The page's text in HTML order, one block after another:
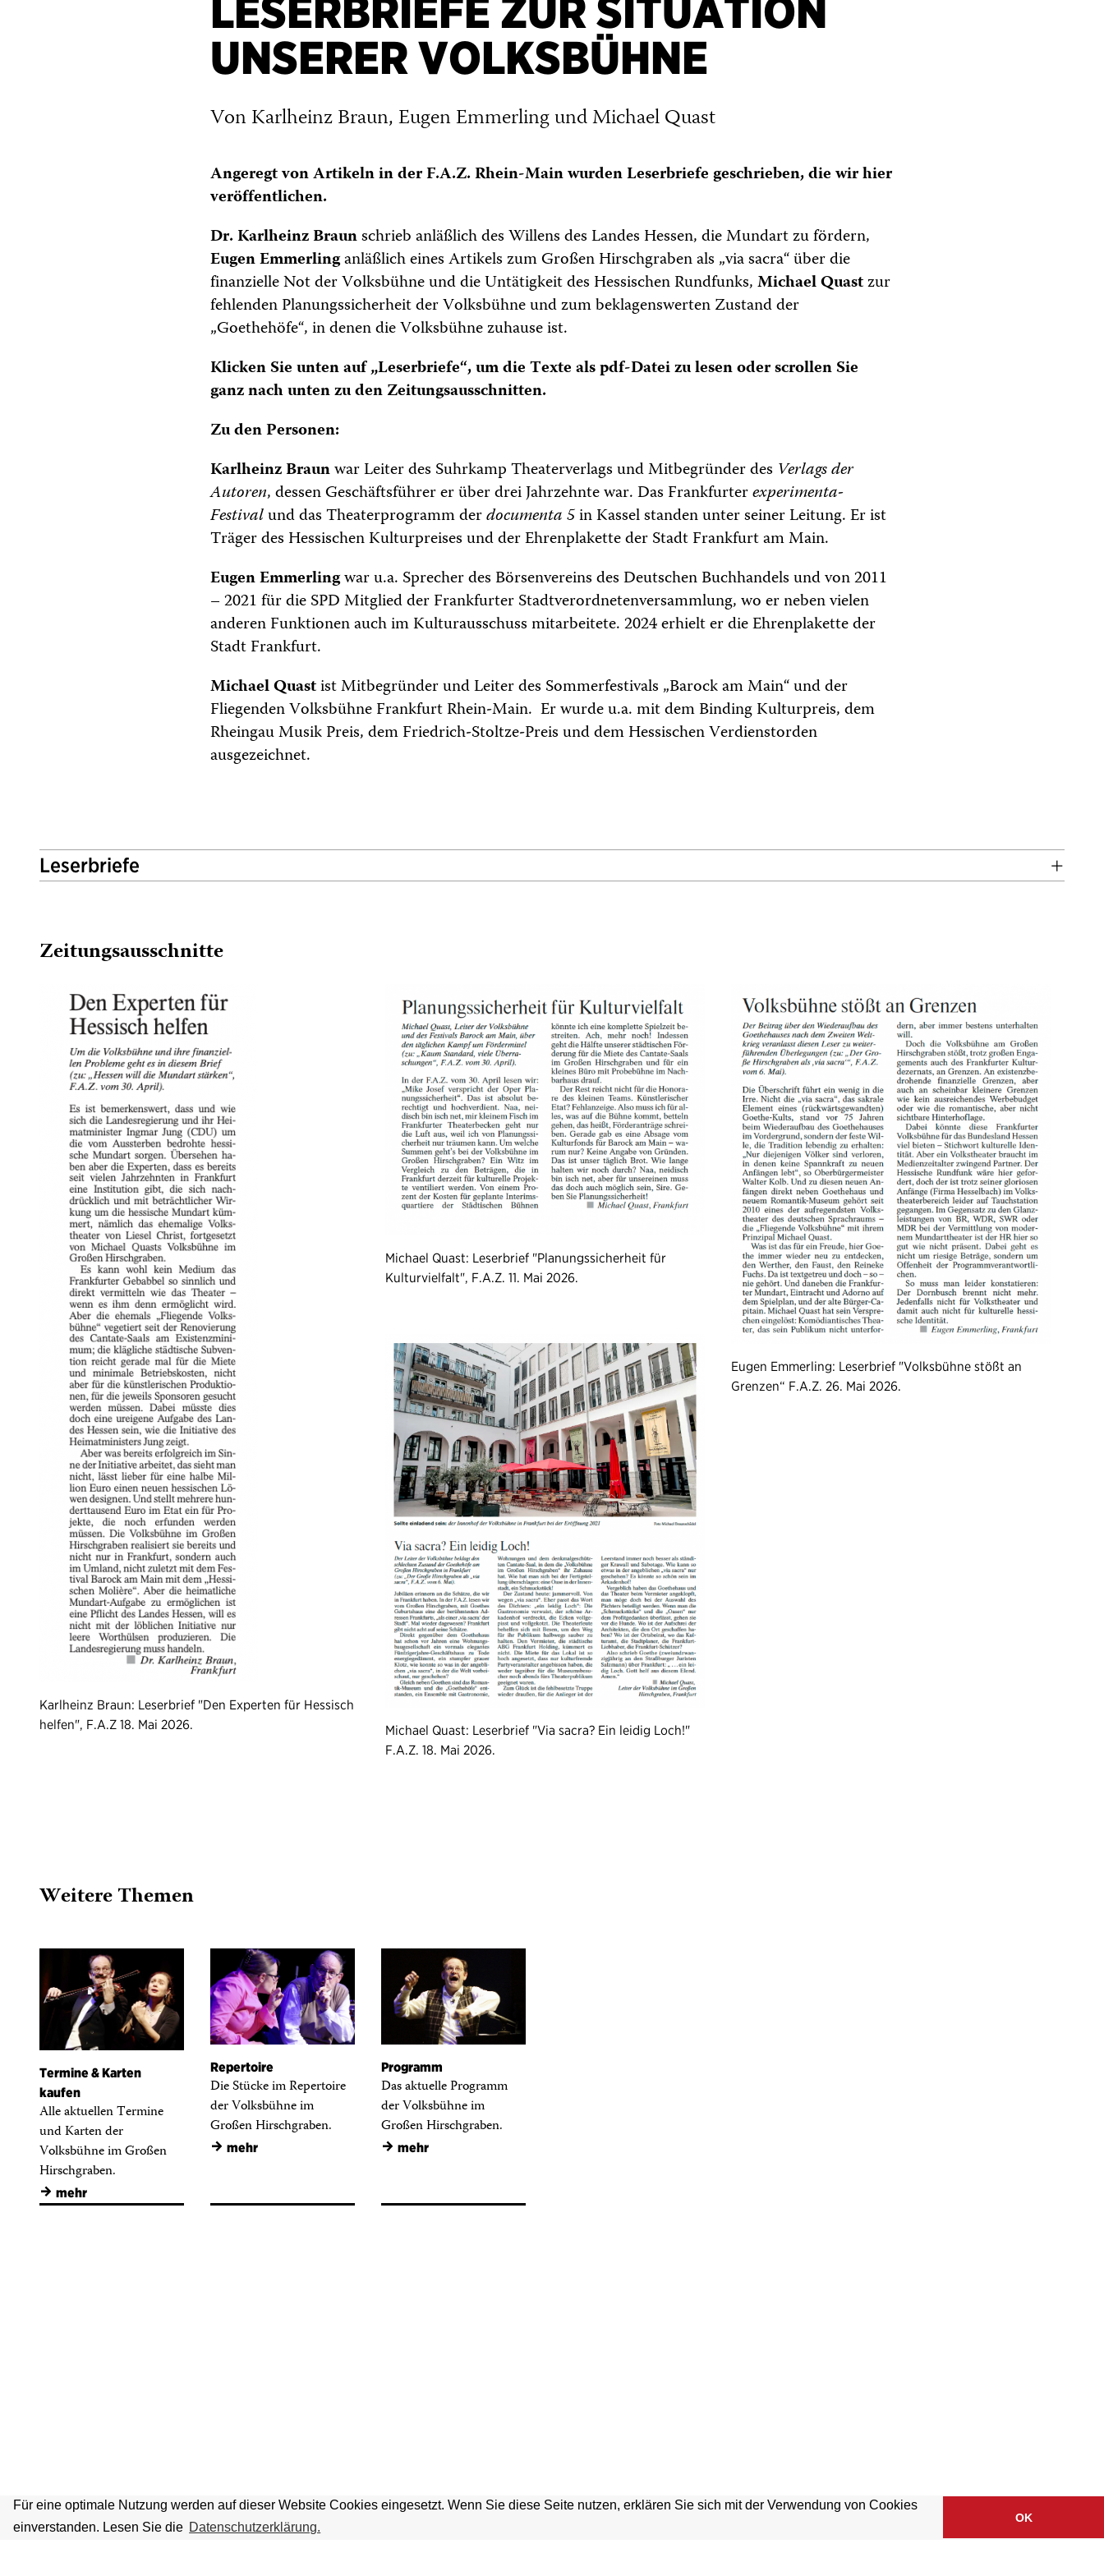
Für eine optimale Nutzung werden auf dieser Website Cookies eingesetzt. Wenn Sie diese Seite nutzen, erklären Sie sich mit der Verwendung von Cookies
einverstanden. Lesen Sie die Datenschutzerklärung.
OK
LESERBRIEFE ZUR SITUATION
UNSERER VOLKSBÜHNE
Von Karlheinz Braun, Eugen Emmerling und Michael Quast
Angeregt von Artikeln in der F.A.Z. Rhein-Main wurden Leserbriefe geschrieben, die wir hier
veröffentlichen.
Dr. Karlheinz Braunschrieb anläßlich des Willens des Landes Hessen, die Mundart zu fördern,
Eugen Emmerlinganläßlich eines Artikels zum Großen Hirschgraben als „via sacra“ über die
finanzielle Not der Volksbühne und die Untätigkeit des Hessischen Rundfunks,Michael Quastzur
fehlenden Planungssicherheit der Volksbühne und zum beklagenswerten Zustand der
„Goethehöfe“, in denen die Volksbühne zuhause ist.
Klicken Sie unten auf „Leserbriefe“, um die Texte als pdf-Datei zu lesen oder scrollen Sie
ganz nach unten zu den Zeitungsausschnitten.
Zu den Personen:
Karlheinz Braunwar Leiter des Suhrkamp Theaterverlags und Mitbegründer des Verlags der
Autoren, dessen Geschäftsführer er über drei Jahrzehnte war. Das Frankfurterexperimenta-
Festivalund das Theaterprogramm derdocumenta 5in Kassel standen unter seiner Leitung. Er ist
Träger des Hessischen Kulturpreises und der Ehrenplakette der Stadt Frankfurt am Main.
Eugen Emmerlingwar u.a. Sprecher des Börsenvereins des Deutschen Buchhandels und von 2011
– 2021 für die SPD Mitglied der Frankfurter Stadtverordnetenversammlung, wo er neben vielen
anderen Funktionen auch im Kulturausschuss mitarbeitete. 2024 erhielt er die Ehrenplakette der
Stadt Frankfurt.
Michael Quastist Mitbegründer und Leiter des Sommerfestivals „Barock am Main“ und der
Fliegenden Volksbühne Frankfurt Rhein-Main. Er wurde u.a. mit dem Binding Kulturpreis, dem
Rheingau Musik Preis, dem Friedrich-Stoltze-Preis und dem Hessischen Verdienstorden
ausgezeichnet.
Leserbriefe
Zeitungsausschnitte
Karlheinz Braun: Leserbrief "Den Experten für Hessisch
helfen", F.A.Z 18. Mai 2026.
Michael Quast: Leserbrief "Planungssicherheit für
Kulturvielfalt", F.A.Z. 11. Mai 2026.
Eugen Emmerling: Leserbrief "Volksbühne stößt an
Grenzen“ F.A.Z. 26. Mai 2026.
Michael Quast: Leserbrief "Via sacra? Ein leidig Loch!"
F.A.Z. 18. Mai 2026.
Weitere Themen
Termine & Karten
kaufen
Alle aktuellen Termine
und Karten der
Volksbühne im Großen
Hirschgraben.
→ mehr
Repertoire
Die Stücke im Repertoire
der Volksbühne im
Großen Hirschgraben.
→ mehr
Programm
Das aktuelle Programm
der Volksbühne im
Großen Hirschgraben.
→ mehr